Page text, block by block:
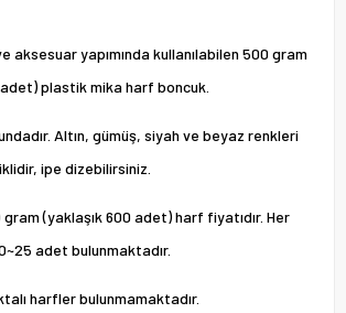
aksesuar yapımında kullanılabilen 500 gram
plastik mika harf boncuk.
Altın, gümüş, siyah ve beyaz renkleri
ipe dizebilirsiniz.
(yaklaşık 600 adet) harf fiyatıdır. Her
adet bulunmaktadır.
harfler bulunmamaktadır.